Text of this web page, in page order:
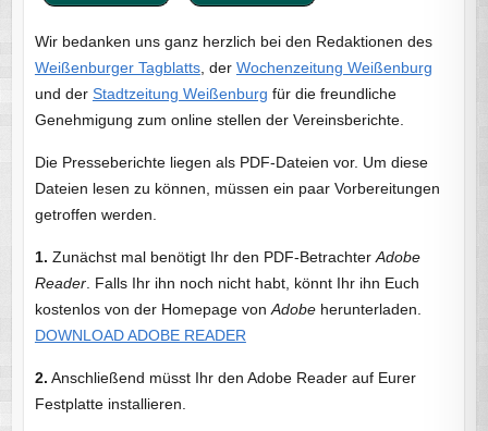
Wir bedanken uns ganz herzlich bei den Redaktionen des
Weißenburger Tagblatts, der Wochenzeitung Weißenburg
und der Stadtzeitung Weißenburg für die freundliche
Genehmigung zum online stellen der Vereinsberichte.
Die Presseberichte liegen als PDF-Dateien vor. Um diese
Dateien lesen zu können, müssen ein paar Vorbereitungen
getroffen werden.
1. Zunächst mal benötigt Ihr den PDF-Betrachter Adobe
Reader. Falls Ihr ihn noch nicht habt, könnt Ihr ihn Euch
kostenlos von der Homepage von Adobeherunterladen.
DOWNLOAD ADOBE READER
2. Anschließend müsst Ihr den Adobe Reader auf Eurer
Festplatte installieren.